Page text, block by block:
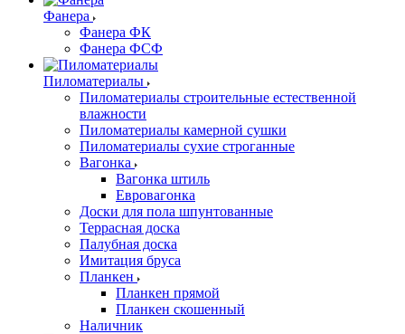
Фанера
Фанера ФК
Фанера ФСФ
Пиломатериалы
Пиломатериалы строительные естественной
влажности
Пиломатериалы камерной сушки
Пиломатериалы сухие строганные
Вагонка
Вагонка штиль
Евровагонка
Доски для пола шпунтованные
Террасная доска
Палубная доска
Имитация бруса
Планкен
Планкен прямой
Планкен скошенный
Наличник